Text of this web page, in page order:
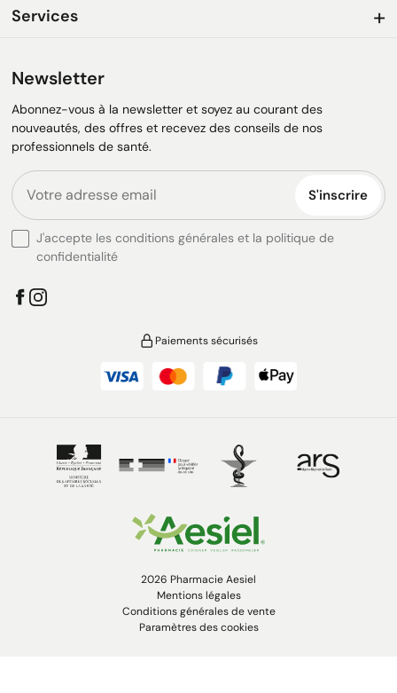
Services
Newsletter
Abonnez-vous à la newsletter et soyez au courant des
nouveautés, des offres et recevez des conseils de nos
professionnels de santé.
S'inscrire
J'accepte les conditions générales et la politique de
confidentialité
Paiements sécurisés
2026 Pharmacie Aesiel
Mentions légales
Conditions générales de vente
Paramètres des cookies